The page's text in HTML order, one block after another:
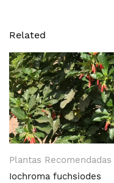
Related
Plantas Recomendadas
Iochroma fuchsiodes